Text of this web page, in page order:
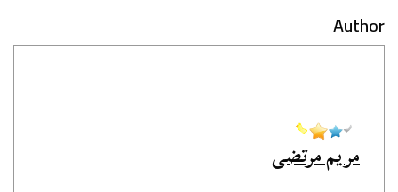
Author
مريم مرتضى